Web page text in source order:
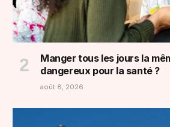
Manger tous les jours la
dangereux pour la santé ?
août 8, 2026